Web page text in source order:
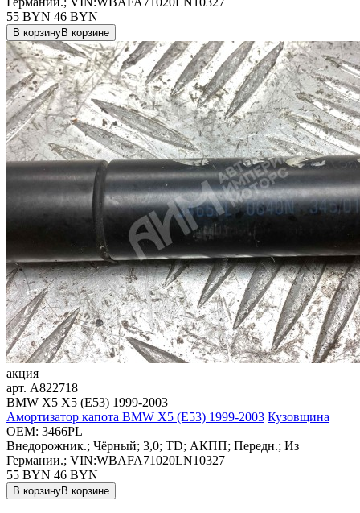
55 BYN 46 BYN
В корзинуВ корзине
акция
арт. A822718
BMW X5 X5 (E53) 1999-2003
Амортизатор капота BMW X5 (E53) 1999-2003 Кузовщина
OEM: 3466PL
Внедорожник.; Чёрный; 3,0; TD; АКПП; Передн.; Из
Германии.; VIN:WBAFA71020LN10327
55 BYN 46 BYN
В корзинуВ корзине